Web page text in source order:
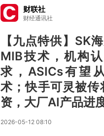
财联社
财经通讯社
【九点特供】SK
MIB技术，机构
求，ASICs有望
术；快手可灵被
资，大厂AI产品进
2026-05-12 08:10